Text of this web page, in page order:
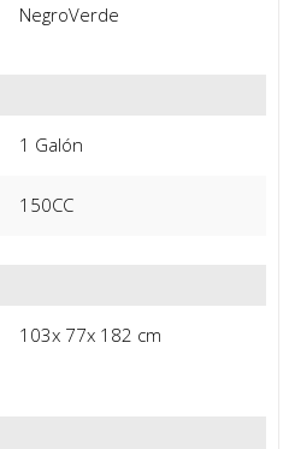
NegroVerde
1 Galón
150CC
103x 77x 182 cm